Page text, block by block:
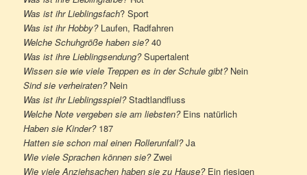
Was ist ihr Lieblingsfach? Sport
Was ist ihr Hobby?Laufen, Radfahren
Welche Schuhgröße haben sie?40
Was ist ihre Lieblingsendung?Supertalent
Wissen sie wie viele Treppen es in der Schule gibt?Nein
Sind sie verheiraten?Nein
Was ist ihr Lieblingsspiel?Stadtlandfluss
Welche Note vergeben sie am liebsten?Eins natürlich
Haben sie Kinder?187
Hatten sie schon mal einen Rollerunfall?Ja
Wie viele Sprachen können sie?Zwei
Wie viele Anziehsachen haben sie zu Hause?Ein riesigen